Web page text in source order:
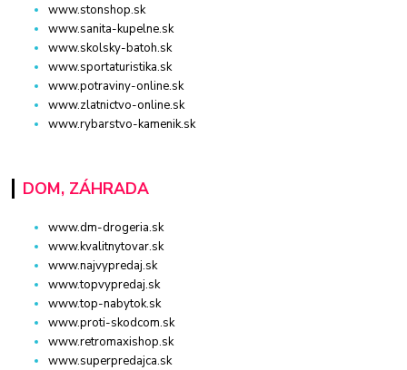
www.stonshop.sk
www.sanita-kupelne.sk
www.skolsky-batoh.sk
www.sportaturistika.sk
www.potraviny-online.sk
www.zlatnictvo-online.sk
www.rybarstvo-kamenik.sk
DOM, ZÁHRADA
www.dm-drogeria.sk
www.kvalitnytovar.sk
www.najvypredaj.sk
www.topvypredaj.sk
www.top-nabytok.sk
www.proti-skodcom.sk
www.retromaxishop.sk
www.superpredajca.sk